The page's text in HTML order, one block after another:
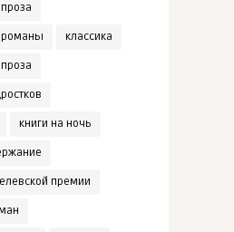
романы классика
книги на ночь
премии